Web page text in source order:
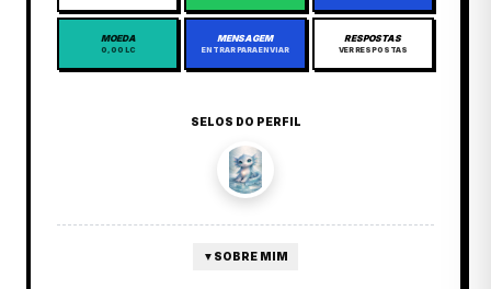
MOEDA
0,00 LC
MENSAGEM
ENTRAR PARA ENVIAR
RESPOSTAS
VER RESPOSTAS
SELOS DO PERFIL
▼ SOBRE MIM